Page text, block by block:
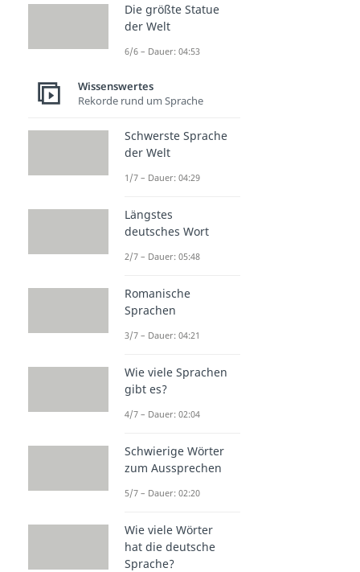
Die größte Statue
der Welt
6/6 – Dauer: 04:53
Wissenswertes
Rekorde rund um Sprache
Schwerste Sprache
der Welt
1/7 – Dauer: 04:29
Längstes
deutsches Wort
2/7 – Dauer: 05:48
Romanische
Sprachen
3/7 – Dauer: 04:21
Wie viele Sprachen
gibt es?
4/7 – Dauer: 02:04
Schwierige Wörter
zum Aussprechen
5/7 – Dauer: 02:20
Wie viele Wörter
hat die deutsche
Sprache?